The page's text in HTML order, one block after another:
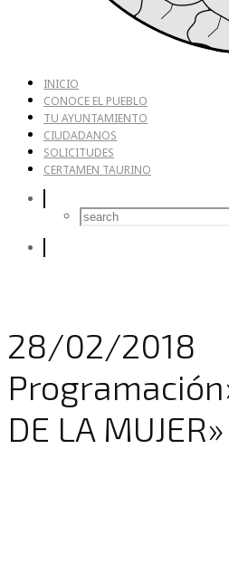
INICIO
CONOCE EL PUEBLO
TU AYUNTAMIENTO
CIUDADANOS
SOLICITUDES
CERTAMEN TAURINO
28/02/2018
DE LA MUJER»